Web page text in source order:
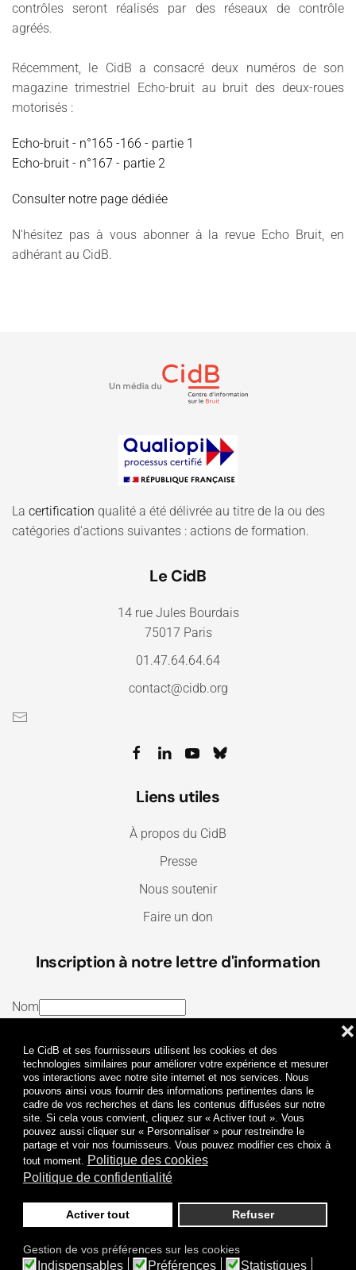
Le CidB et ses fournisseurs utilisent les cookies et des
technologies similaires pour améliorer votre expérience et mesurer
vos interactions avec notre site internet et nos services. Nous
pouvons ainsi vous fournir des informations pertinentes dans le
cadre de vos recherches et dans les contenus diffusées sur notre
site. Si cela vous convient, cliquez sur « Activer tout ». Vous
pouvez aussi cliquer sur « Personnaliser » pour restreindre le
partage et voir nos fournisseurs. Vous pouvez modifier ces choix à
tout moment. Politique des cookies
Politique de confidentialité
Activer tout Refuser
❌
Gestion de vos préférences sur les cookies
Indispensables Préférences Statistiques
contrôles seront réalisés par des réseaux de contrôle
agréés.
Récemment, le CidB a consacré deux numéros de son
magazine trimestriel Echo-bruit au bruit des deux-roues
motorisés :
Echo-bruit - n°165 -166 - partie 1
Echo-bruit - n°167 - partie 2
Consulter notre page dédiée
N'hésitez pas à vous abonner à la revue Echo Bruit, en
adhérant au CidB.
La certification qualité a été délivrée au titre de la ou des
catégories d'actions suivantes : actions de formation.
Le CidB
14 rue Jules Bourdais
75017 Paris
01.47.64.64.64
contact@cidb.org
Liens utiles
À propos du CidB
Presse
Nous soutenir
Faire un don
Inscription à notre lettre d'information
Nom
J’ai lu et j’accepte lesTermes et conditionset la
Politique de confidentialité
Je m'abonne
© 2009-2026 CidB. Tous droits réservés.